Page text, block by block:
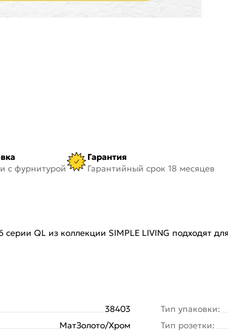
с фурнитурой
Гарантия
Гарантийный срок 18 месяцев
QL из коллекции SIMPLE LIVING подходят
38403
МатЗолото/Хром
Тип упаковки:
Тип розетки: